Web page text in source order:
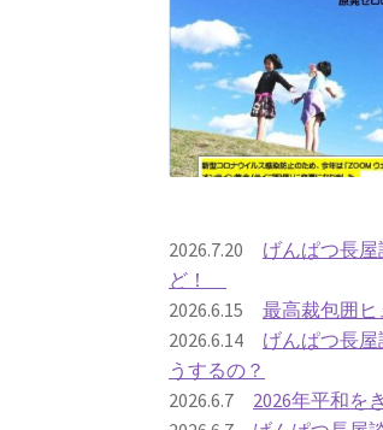
2026.7.20 げんぱつ長
ど！
2026.6.15最高裁包囲
2026.6.14 げんぱつ長
うするの？
2026.6.7 2026年平和を